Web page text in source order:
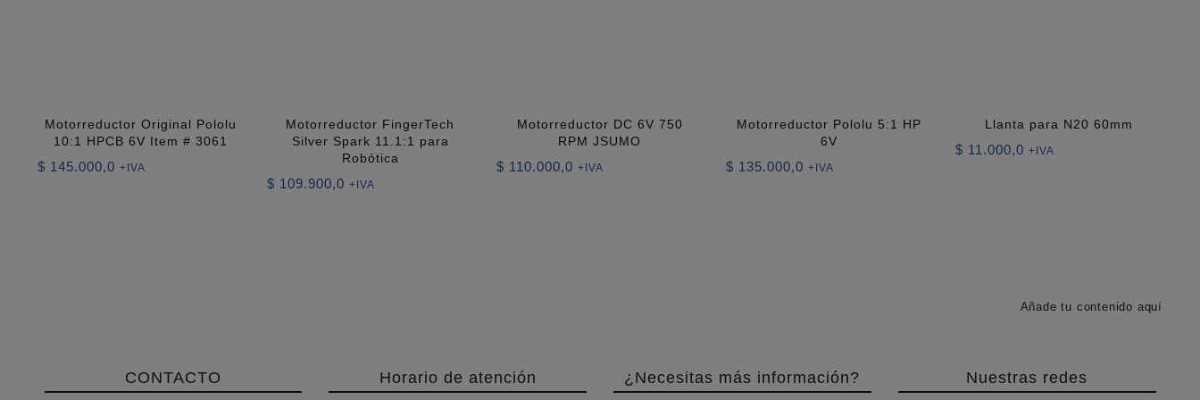
Motorreductor Original Pololu
10:1 HPCB 6V Item # 3061
$ 145.000,0 +IVA
Motorreductor FingerTech
Silver Spark 11.1:1 para
Robótica
$ 109.900,0 +IVA
Motorreductor DC 6V 750
RPM JSUMO
$ 110.000,0 +IVA
Motorreductor Pololu 5:1 HP
6V
$ 135.000,0 +IVA
Llanta para N20 60mm
$ 11.000,0 +IVA
Añade tu contenido aquí
CONTACTO Horario de atención ¿Necesitas más información? Nuestras redes